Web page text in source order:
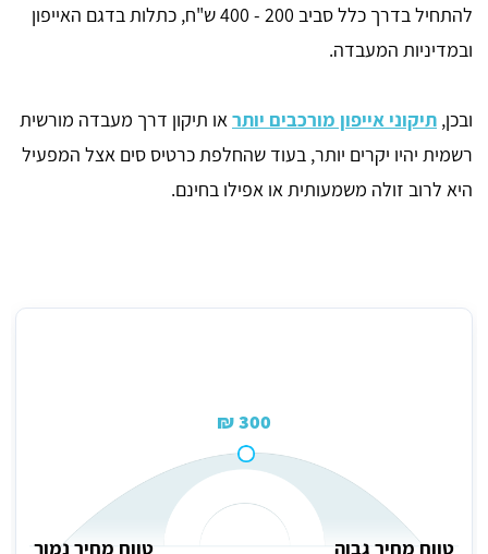
להתחיל בדרך כלל סביב 200 - 400 ש"ח, כתלות בדגם האייפון
ובמדיניות המעבדה.
ובכן, תיקוני אייפון מורכבים יותראו תיקון דרך מעבדה מורשית
רשמית יהיו יקרים יותר, בעוד שהחלפת כרטיס סים אצל המפעיל
היא לרוב זולה משמעותית או אפילו בחינם.
300 ₪
טווח מחיר גבוה טווח מחיר נמוך